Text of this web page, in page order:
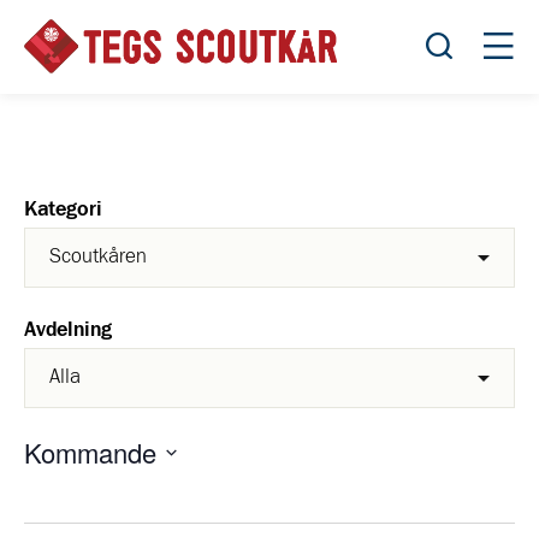
Öppna
Kategori
Avdelning
Kommande
datum.